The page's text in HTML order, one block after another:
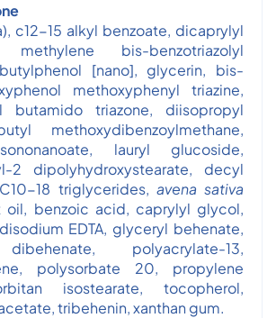
c12-15 alkyl benzoate, dicaprylyl
methylene bis-benzotriazolyl
[nano], glycerin, bis-
methoxyphenyl triazine,
butamido triazone, diisopropyl
methoxydibenzoylmethane,
lauryl glucoside,
2 dipolyhydroxystearate, decyl
18 triglycerides, avena sativa
oil, benzoic acid, caprylyl glycol,
EDTA, glyceryl behenate,
polyacrylate-13,
polysorbate 20, propylene
isostearate, tocopherol,
tribehenin, xanthan gum.